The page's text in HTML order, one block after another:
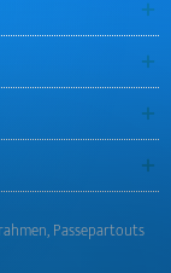
Passepartouts